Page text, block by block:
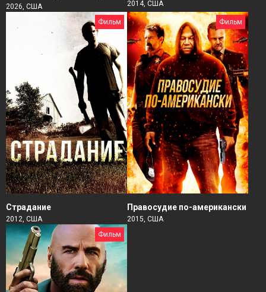
2026, США 2014, США
Фильм
Страдание
2012, США
Фильм
Правосудие по-американски
2015, США
Фильм